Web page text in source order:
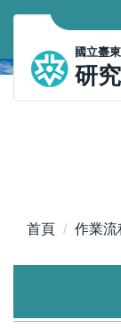
跳
主
要
內
國立臺
研
首頁 作業流